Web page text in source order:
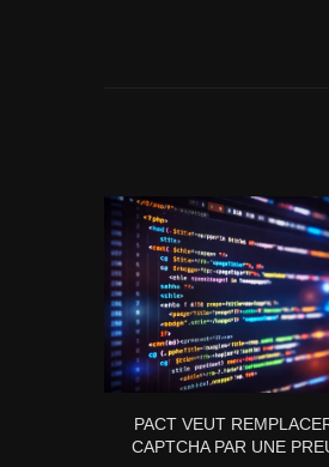
PACT VEUT
CAPTCHA PAR UNE